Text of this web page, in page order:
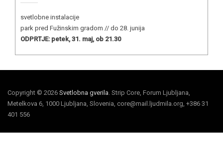
svetlobne instalacije
park pred Fužinskim gradom // do 28. junija
ODPRTJE: petek, 31. maj, ob 21.30
Copyright © 2026 Svetlobna gverila. Strip Core, Forum Ljubljana,
Metelkova 6, 1000 Ljubljana, Slovenia, core@mail.ljudmila.org, +386 31
401 556